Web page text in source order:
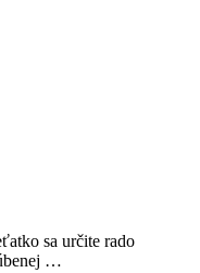
sa určite rado
…